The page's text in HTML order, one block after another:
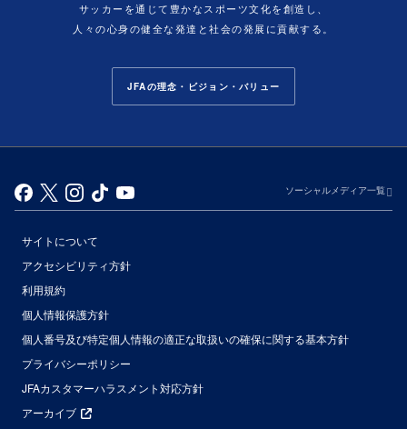
サッカーを通じて豊かなスポーツ文化を創造し、
人々の心身の健全な発達と社会の発展に貢献する。
JFAの理念・ビジョン・バリュー
ソーシャルメディア一覧
サイトについて
アクセシビリティ方針
利用規約
個人情報保護方針
個人番号及び特定個人情報の適正な取扱いの確保に関する基本方針
プライバシーポリシー
JFAカスタマーハラスメント対応方針
アーカイブ